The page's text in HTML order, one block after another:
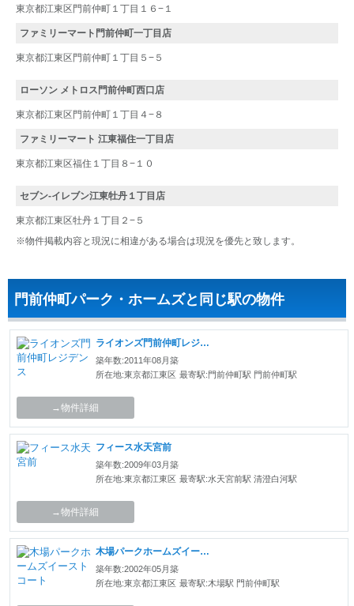
東京都江東区門前仲町１丁目１６−１
ファミリーマート門前仲町一丁目店
東京都江東区門前仲町１丁目５−５
ローソン メトロス門前仲町西口店
東京都江東区門前仲町１丁目４−８
ファミリーマート 江東福住一丁目店
東京都江東区福住１丁目８−１０
セブン-イレブン江東牡丹１丁目店
東京都江東区牡丹１丁目２−５
※物件掲載内容と現況に相違がある場合は現況を優先と致します。
門前仲町パーク・ホームズと同じ駅の物件
ライオンズ門前仲町レジデンス
築年数:2011年08月築
所在地:東京都江東区 最寄駅:門前仲町駅 門前仲町駅
→物件詳細
フィース水天宮前
築年数:2009年03月築
所在地:東京都江東区 最寄駅:水天宮前駅 清澄白河駅
→物件詳細
木場パークホームズイーストコート
築年数:2002年05月築
所在地:東京都江東区 最寄駅:木場駅 門前仲町駅